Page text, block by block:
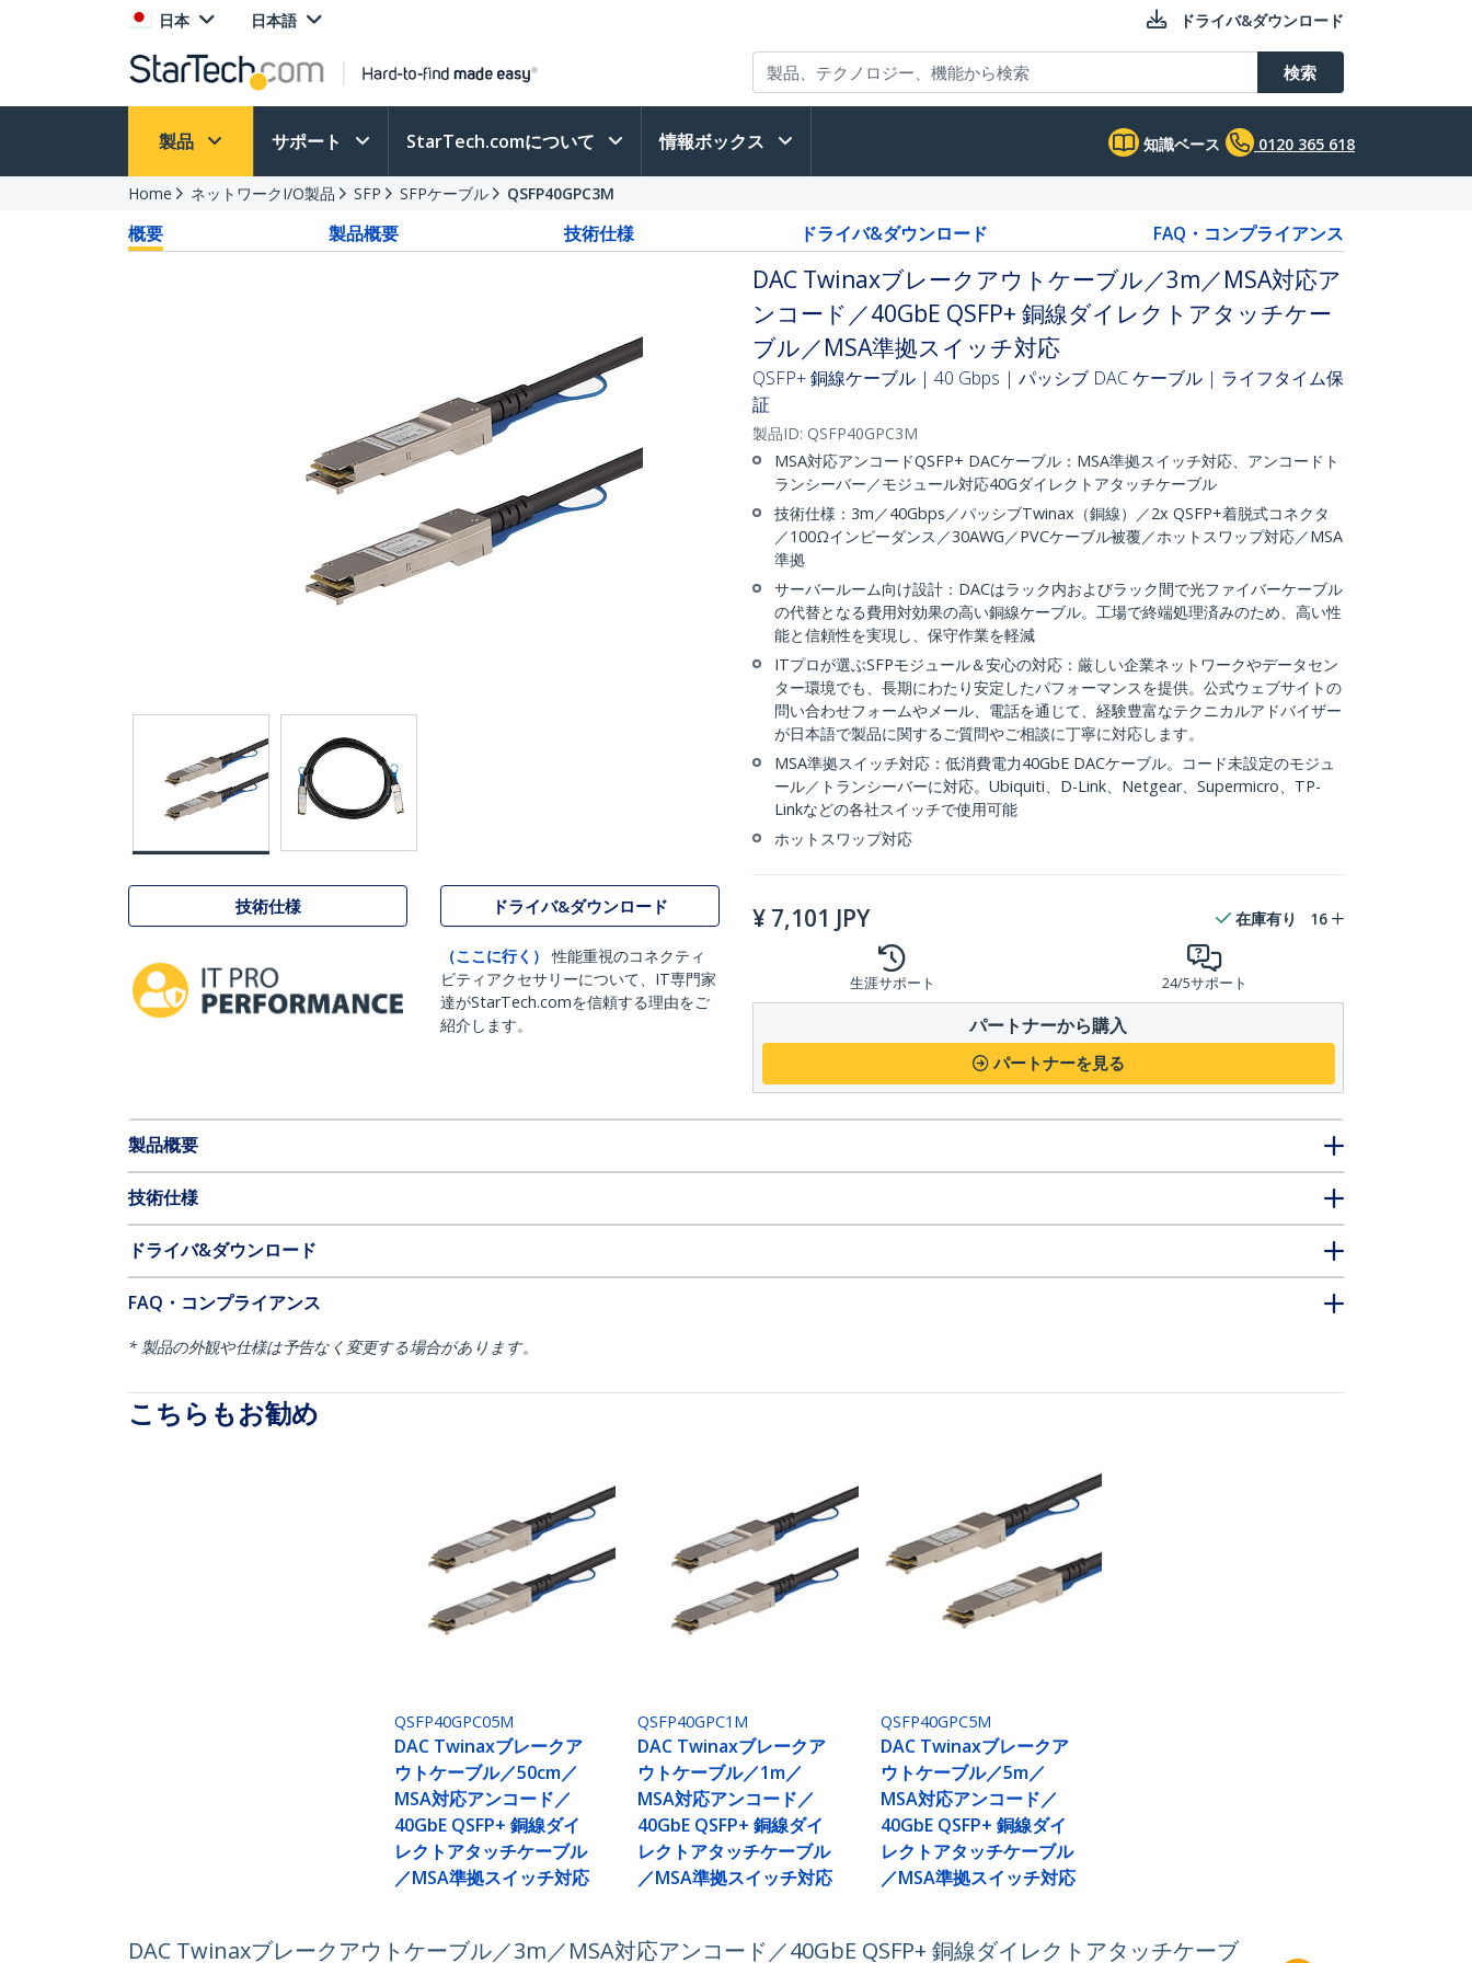
日本 日本語 ドライバ&ダウンロード
検索
製品 サポート StarTech.comについて 情報ボックス 知識ベース 0120 365 618
Home ネットワークI/O製品 SFP SFPケーブル QSFP40GPC3M
概要 製品概要 技術仕様 ドライバ&ダウンロード FAQ・コンプライアンス
技術仕様 ドライバ&ダウンロード
（ここに行く）
性能重視のコネクティ
ビティアクセサリーについて、IT専門家
達がStarTech.comを信頼する理由をご
紹介します。
DAC Twinaxブレークアウトケーブル／3m／MSA対応ア
ンコード／40GbE QSFP+ 銅線ダイレクトアタッチケー
ブル／MSA準拠スイッチ対応
QSFP+ 銅線ケーブル | 40 Gbps | パッシブ DAC ケーブル | ライフタイム保
証
製品ID: QSFP40GPC3M
MSA対応アンコードQSFP+ DACケーブル：MSA準拠スイッチ対応、アンコードト
ランシーバー／モジュール対応40Gダイレクトアタッチケーブル
技術仕様：3m／40Gbps／パッシブTwinax（銅線）／2x QSFP+着脱式コネクタ
／100Ωインピーダンス／30AWG／PVCケーブル被覆／ホットスワップ対応／MSA
準拠
サーバールーム向け設計：DACはラック内およびラック間で光ファイバーケーブル
の代替となる費用対効果の高い銅線ケーブル。工場で終端処理済みのため、高い性
能と信頼性を実現し、保守作業を軽減
ITプロが選ぶSFPモジュール＆安心の対応：厳しい企業ネットワークやデータセン
ター環境でも、長期にわたり安定したパフォーマンスを提供。公式ウェブサイトの
問い合わせフォームやメール、電話を通じて、経験豊富なテクニカルアドバイザー
が日本語で製品に関するご質問やご相談に丁寧に対応します。
MSA準拠スイッチ対応：低消費電力40GbE DACケーブル。コード未設定のモジュ
ール／トランシーバーに対応。Ubiquiti、D-Link、Netgear、Supermicro、TP-
Linkなどの各社スイッチで使用可能
ホットスワップ対応
¥ 7,101 JPY 在庫有り 16
生涯サポート 24/5サポート
パートナーから購入
パートナーを見る
製品概要
技術仕様
ドライバ&ダウンロード
FAQ・コンプライアンス
* 製品の外観や仕様は予告なく変更する場合があります。
こちらもお勧め
QSFP40GPC05M
DAC Twinaxブレークア
ウトケーブル／50cm／
MSA対応アンコード／
40GbE QSFP+ 銅線ダイ
レクトアタッチケーブル
／MSA準拠スイッチ対応
QSFP40GPC1M
DAC Twinaxブレークア
ウトケーブル／1m／
MSA対応アンコード／
40GbE QSFP+ 銅線ダイ
レクトアタッチケーブル
／MSA準拠スイッチ対応
QSFP40GPC5M
DAC Twinaxブレークア
ウトケーブル／5m／
MSA対応アンコード／
40GbE QSFP+ 銅線ダイ
レクトアタッチケーブル
／MSA準拠スイッチ対応
DAC Twinaxブレークアウトケーブル／3m／MSA対応アンコード／40GbE QSFP+ 銅線ダイレクトアタッチケーブ